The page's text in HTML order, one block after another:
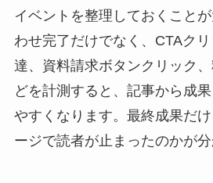
イベントを整理しておくこと
わせ完了だけでなく、CTAク
達、資料請求ボタンクリック
どを計測すると、記事から成
やすくなります。最終成果だ
ージで読者が止まったのかが分